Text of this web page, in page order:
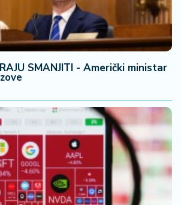
SMANJITI - Američki ministar